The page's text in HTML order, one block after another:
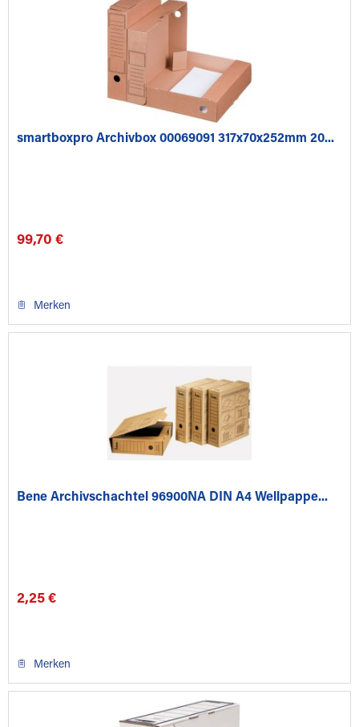
smartboxpro Archivbox 00069091 317x70x252mm 20...
99,70 €
Merken
Bene Archivschachtel 96900NA DIN A4 Wellpappe...
2,25 €
Merken